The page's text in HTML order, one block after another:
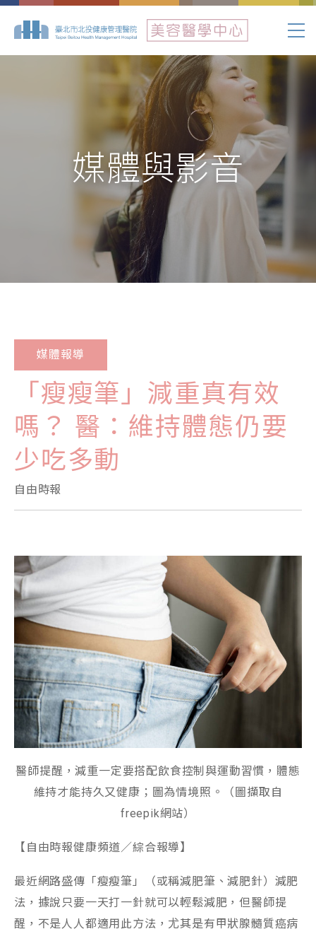
媒體與影音
媒體報導
「瘦瘦筆」減重真有效
嗎？ 醫：維持體態仍要
少吃多動
自由時報
醫師提醒，減重一定要搭配飲食控制與運動習慣，體態
維持才能持久又健康；圖為情境照。（圖擷取自
freepik網站）
【自由時報健康頻道／綜合報導】
最近網路盛傳「瘦瘦筆」（或稱減肥筆、減肥針）減肥
法，據說只要一天打一針就可以輕鬆減肥，但醫師提
醒，不是人人都適用此方法，尤其是有甲狀腺髓質癌病